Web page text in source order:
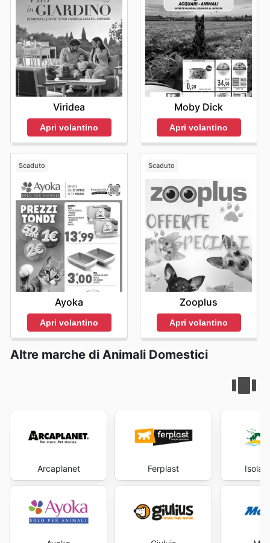
OgniElite Pet salerappresenta un'opportunità per
dimostrare il proprio amore verso i propri animali,
provvedendo loro il meglio che il mercato ha da offrire
senza appesantire il portafoglio. La loro dedizione nel
rendere la cura degli animali accessibile e conveniente
si riflette in ogni offerta e promozione. Non perdere
l'occasione di scoprire leElite Pet dealspiù
entusiasmanti e di approfittare delleElite Pet sales this
week. Visita Elite Pet's website today to explore the
best deals and start saving now.
Viridea
Apri volantino
Moby Dick
Apri volantino
Scaduto
Ayoka
Apri volantino
Scaduto
Zooplus
Apri volantino
Altre marche di Animali Domestici
Arcaplanet Ferplast Isola